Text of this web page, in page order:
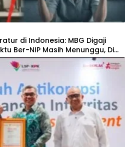
di Indonesia: MBG Digaji
Ber-NIP Masih Menunggu, Di